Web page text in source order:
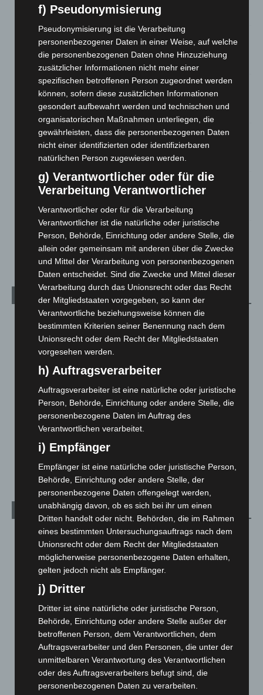
7. August 2026
Hannover: Erste Tigermücken-Population in Niedersachsen
entdeckt
7. August 2026
Brand im „Haus der Begegnung“ in Neuwarmbüchen schnell
eingedämmt
6. August 2026
Region Hannover: 21 neue Notfallsanitäter starten beim
Roten Kreuz
5. August 2026
Mann läuft mit Hockeyschläger über A7 – Polizei sucht
Zeugen
5. August 2026
Celle: Mensch stirbt bei Bagger-Unfall auf Baustelle
5. August 2026
Kategorien
Blaulicht
Corona-News
Hannover und Region
Langenhagen und Ortsteile
Leserbriefe
Menschen
Über uns
Veranstaltungen
Archiv
August 2026(14)
Juli 2026(73)
Juni 2026(139)
Mai 2026(99)
April 2026(99)
März 2026(115)
Februar 2026
(109)
Januar 2026(122)
Dezember 2025(103)
f) Pseudonymisierung
Pseudonymisierung ist die Verarbeitung
personenbezogener Daten in einer Weise, auf welche
die personenbezogenen Daten ohne Hinzuziehung
zusätzlicher Informationen nicht mehr einer
spezifischen betroffenen Person zugeordnet werden
können, sofern diese zusätzlichen Informationen
gesondert aufbewahrt werden und technischen und
organisatorischen Maßnahmen unterliegen, die
gewährleisten, dass die personenbezogenen Daten
nicht einer identifizierten oder identifizierbaren
natürlichen Person zugewiesen werden.
g) Verantwortlicher oder für die
Verarbeitung Verantwortlicher
Verantwortlicher oder für die Verarbeitung
Verantwortlicher ist die natürliche oder juristische
Person, Behörde, Einrichtung oder andere Stelle, die
allein oder gemeinsam mit anderen über die Zwecke
und Mittel der Verarbeitung von personenbezogenen
Daten entscheidet. Sind die Zwecke und Mittel dieser
Verarbeitung durch das Unionsrecht oder das Recht
der Mitgliedstaaten vorgegeben, so kann der
Verantwortliche beziehungsweise können die
bestimmten Kriterien seiner Benennung nach dem
Unionsrecht oder dem Recht der Mitgliedstaaten
vorgesehen werden.
h) Auftragsverarbeiter
Auftragsverarbeiter ist eine natürliche oder juristische
Person, Behörde, Einrichtung oder andere Stelle, die
personenbezogene Daten im Auftrag des
Verantwortlichen verarbeitet.
i) Empfänger
Empfänger ist eine natürliche oder juristische Person,
Behörde, Einrichtung oder andere Stelle, der
personenbezogene Daten offengelegt werden,
unabhängig davon, ob es sich bei ihr um einen
Dritten handelt oder nicht. Behörden, die im Rahmen
eines bestimmten Untersuchungsauftrags nach dem
Unionsrecht oder dem Recht der Mitgliedstaaten
möglicherweise personenbezogene Daten erhalten,
gelten jedoch nicht als Empfänger.
j) Dritter
Dritter ist eine natürliche oder juristische Person,
Behörde, Einrichtung oder andere Stelle außer der
betroffenen Person, dem Verantwortlichen, dem
Auftragsverarbeiter und den Personen, die unter der
unmittelbaren Verantwortung des Verantwortlichen
oder des Auftragsverarbeiters befugt sind, die
personenbezogenen Daten zu verarbeiten.